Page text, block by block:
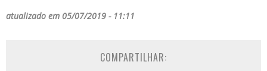
atualizado em 05/07/2019 - 11:11
COMPARTILHAR: